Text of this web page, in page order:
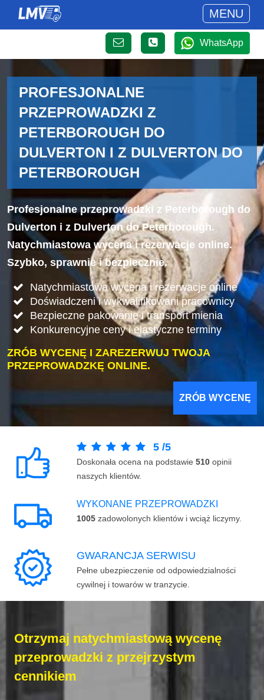
MENU
WhatsApp
PROFESJONALNE
PRZEPROWADZKI Z
PETERBOROUGH DO
DULVERTON I Z DULVERTON DO
PETERBOROUGH
Profesjonalne przeprowadzki z Peterborough do
Dulverton i z Dulverton do Peterborough.
Natychmiastowa wycena i rezerwacje online.
Szybko, sprawnie i bezpiecznie.
Natychmiastowa wycena i rezerwacje online
Doświadczeni i wykwalifikowani pracownicy
Bezpieczne pakowanie i transport mienia
Konkurencyjne ceny i elastyczne terminy
ZRÓB WYCENĘ I ZAREZERWUJ TWOJA
PRZEPROWADZKĘ ONLINE.
ZRÓB WYCENĘ
5 /5
Doskonała ocena na podstawie 510 opinii
naszych klientów.
WYKONANE PRZEPROWADZKI
1005 zadowolonych klientów i wciąż liczymy.
GWARANCJA SERWISU
Pełne ubezpieczenie od odpowiedzialności
cywilnej i towarów w tranzycie.
Otrzymaj natychmiastową wycenę
przeprowadzki z przejrzystym
cennikiem